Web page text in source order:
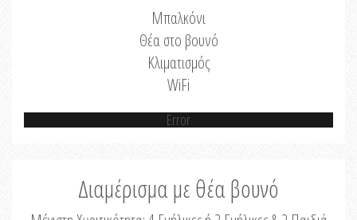
Μπαλκόνι
Θέα στο βουνό
Κλιματισμός
WiFi
Error
Διαμέρισμα με θέα βουνό